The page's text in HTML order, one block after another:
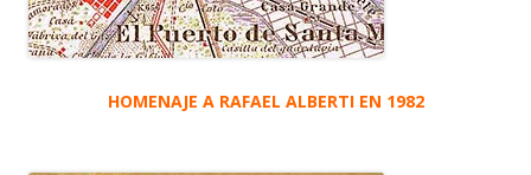
HOMENAJE A RAFAEL ALBERTI EN 1982